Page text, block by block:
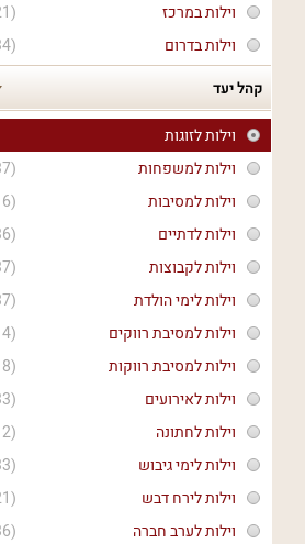
(21)
וילות במרכז
(34)
וילות בדרום
קהל יעד
וילות לזוגות
(37)
וילות למשפחות
(16)
וילות למסיבות
(36)
וילות לדתיים
(37)
וילות לקבוצות
(37)
וילות לימי הולדת
(14)
וילות למסיבת רווקים
(18)
וילות למסיבת רווקות
(33)
וילות לאירועים
(12)
וילות לחתונה
(33)
וילות לימי גיבוש
(21)
וילות לירח דבש
(36)
וילות לערב חברה